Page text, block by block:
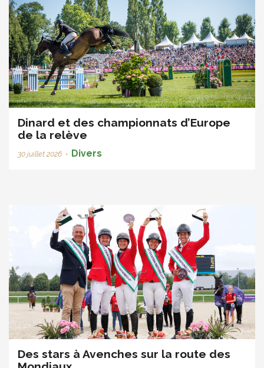
Dinard et des championnats d’Europe
de la relève
30 juillet 2026 • Divers
Des stars à Avenches sur la route des